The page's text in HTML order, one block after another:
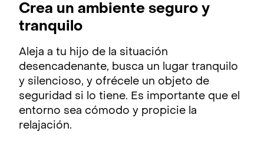
Crea un ambiente seguro y
tranquilo
Aleja a tu hijo de la situación
desencadenante, busca un lugar tranquilo
y silencioso, y ofrécele un objeto de
seguridad si lo tiene. Es importante que el
entorno sea cómodo y propicie la
relajación.